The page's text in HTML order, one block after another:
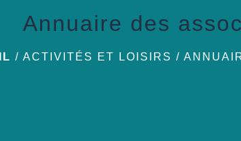
Annuaire des
/ACTIVITÉS ET LOISIRS /